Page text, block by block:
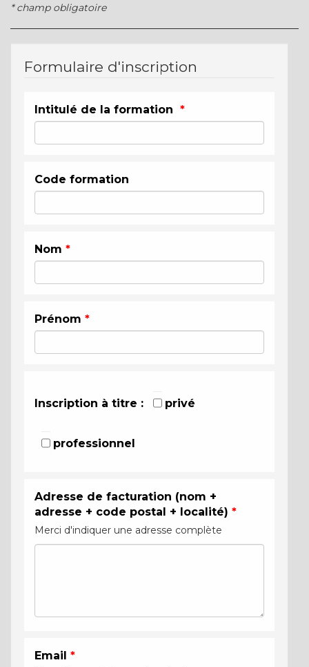
* champ obligatoire
Formulaire d'inscription
Intitulé de la formation *
Code formation
Nom *
Prénom *
Inscription à titre : privé
professionnel
Adresse de facturation (nom +
adresse + code postal + localité) *
Merci d'indiquer une adresse complète
Email *